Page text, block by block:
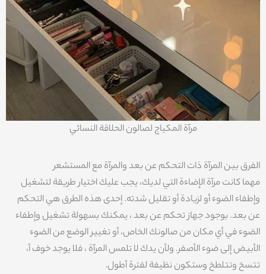
مرآة المكياج لصالون الحلاقة النسائي
الفرق بين المرآة ذات التحكم عن بعد والمرآة مع المستشعر
مهما كانت مرآة الإضاءة التي لديك، يجب عليك اختيار طريقة لتشغيل
وإطفاء الضوء أو لزيادة أو تقليل شدته. إحدى هذه الطرق هي التحكم
عن بعد. بوجود جهاز تحكم عن بعد ، يمكنك بسهولة تشغيل وإطفاء
الضوء في أي مكان من صالونك الخاص، أو تغيير الوضع من الضوء
الأبيض إلى ضوء الأصفر. ولأن يدك لا تلمس المرآة ، فلا يوجد خوف أ،
تتسخ وتتلطخ وستكون نظيفة لفترة أطول.